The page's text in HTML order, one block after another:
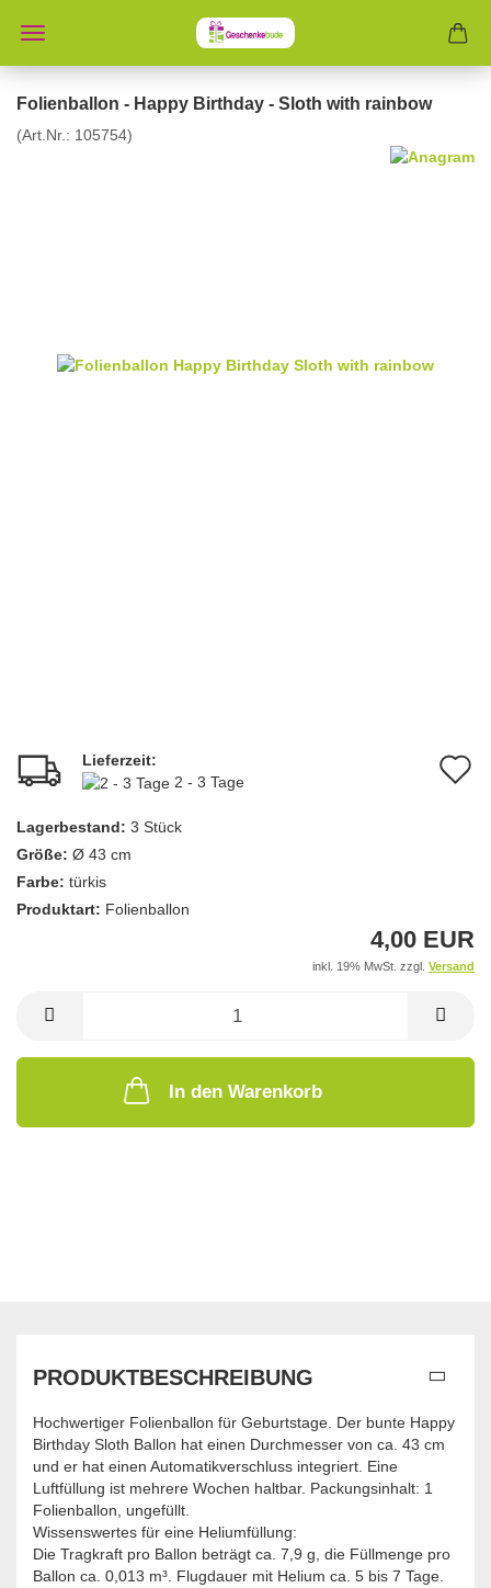
Folienballon - Happy Birthday - Sloth with rainbow
(Art.Nr.: 105754)
Lieferzeit:
2 - 3 Tage
Lagerbestand: 3 Stück
Größe: Ø 43 cm
Farbe: türkis
Produktart: Folienballon
4,00 EUR
inkl. 19% MwSt. zzgl. Versand
In den Warenkorb
PRODUKTBESCHREIBUNG
Hochwertiger Folienballon für Geburtstage. Der bunte Happy
Birthday Sloth Ballon hat einen Durchmesser von ca. 43 cm
und er hat einen Automatikverschluss integriert. Eine
Luftfüllung ist mehrere Wochen haltbar. Packungsinhalt: 1
Folienballon, ungefüllt.
Wissenswertes für eine Heliumfüllung:
Die Tragkraft pro Ballon beträgt ca. 7,9 g, die Füllmenge pro
Ballon ca. 0,013 m³. Flugdauer mit Helium ca. 5 bis 7 Tage.